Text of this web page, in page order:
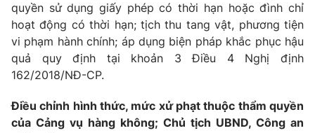
quyền sử dụng giấy phép có thời hạn hoặc đình chỉ
hoạt động có thời hạn; tịch thu tang vật, phương tiện
vi phạm hành chính; áp dụng biện pháp khắc phục hậu
quả quy định tại khoản 3 Điều 4 Nghị định
162/2018/NĐ-CP.
Điều chỉnh hình thức, mức xử phạt thuộc thẩm quyền
của Cảng vụ hàng không; Chủ tịch UBND, Công an